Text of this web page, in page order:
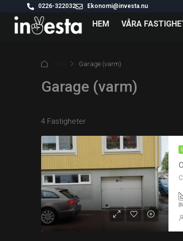
0226-322032 Ekonomi@investa.nu
HEM VÅRA
Garage (varm)
Garage (varm)
4 Fastigheter